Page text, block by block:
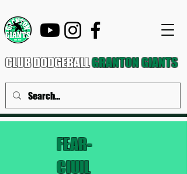
CLUB DODGEBALLGRANTON GIANTS
FEAR-
CIUIL